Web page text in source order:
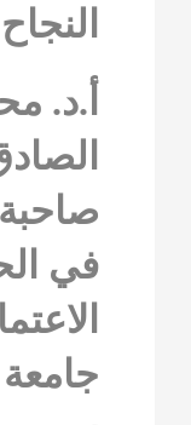
النجاح
أ.د.
صاحبة
في
جامعة